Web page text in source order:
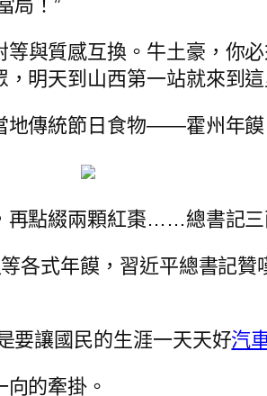
局！”
等與質感互換。牛土豪，你
明天到山西第一站就來到
傳統節日食物——霍州年饃
點綴兩顆紅棗……總書記三
各式年饃，習近平總書記
要讓國民的生涯一天天好汽
的牽掛。